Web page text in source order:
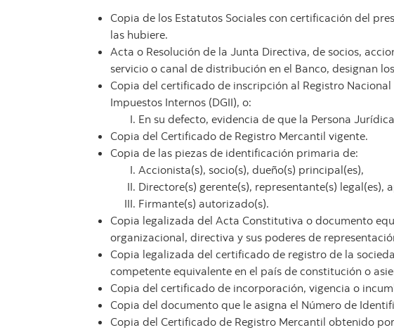
Copia de los Estatutos Sociales con certificación del
las hubiere.
Acta o Resolución de la Junta Directiva, de socios,
servicio o canal de distribución en el Banco, designan
Copia del certificado de inscripción al Registro
Impuestos Internos (DGII), o:
En su defecto, evidencia de que la Persona
Copia del Certificado de Registro Mercantil vigente.
Copia de las piezas de identificación primaria de:
Accionista(s), socio(s), dueño(s) principal(es),
Directore(s) gerente(s), representante(s) legal(es),
Firmante(s) autorizado(s).
Copia legalizada del Acta Constitutiva o documento
organizacional, directiva y sus poderes de
Copia legalizada del certificado de registro de la
competente equivalente en el país de constitución o
Copia del certificado de incorporación, vigencia o
Copia del documento que le asigna el Número de
Copia del Certificado de Registro Mercantil obtenido